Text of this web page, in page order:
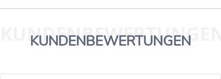
KUNDENBEWERTUNGEN